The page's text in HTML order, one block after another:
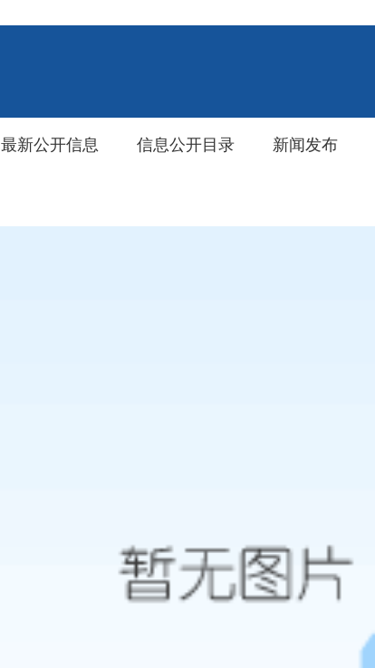
最新公开信息 信息公开目录 新闻发布